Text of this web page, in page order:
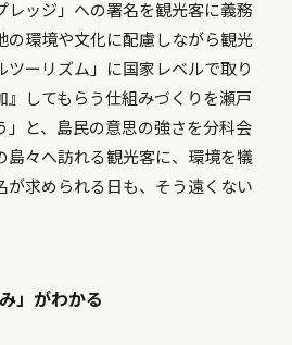
レッジ」への署名を観光客に義務
の環境や文化に配慮しながら観光
ツーリズム」に国家レベルで取り
』してもらう仕組みづくりを瀬戸
」と、島民の意思の強さを分科会
島々へ訪れる観光客に、環境を犠
が求められる日も、そう遠くない
」がわかる